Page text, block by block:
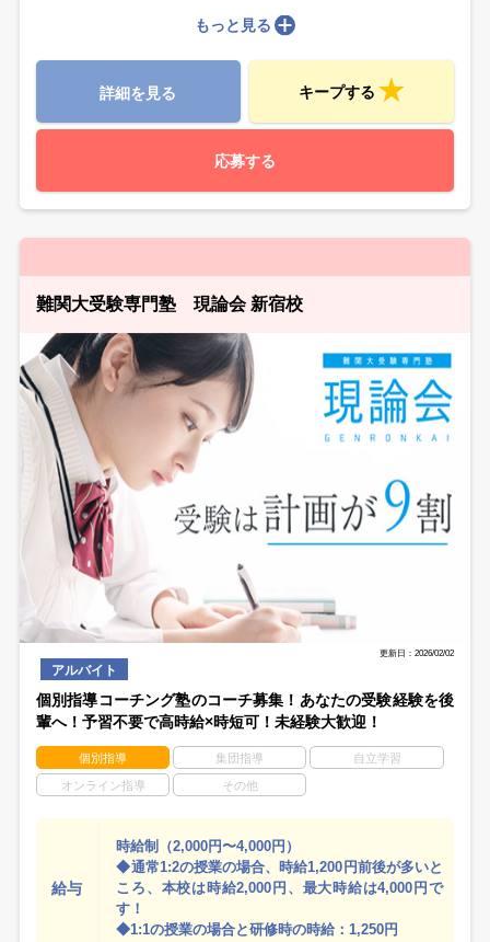
もっと見る
詳細を見る キープする
応募する
難関大受験専門塾 現論会 新宿校
更新日：2026/02/02
アルバイト
個別指導コーチング塾のコーチ募集！あなたの受験経験を後
輩へ！予習不要で高時給×時短可！未経験大歓迎！
個別指導 集団指導 自立学習
オンライン指導 その他
給与
時給制（2,000円〜4,000円）
◆通常1:2の授業の場合、時給1,200円前後が多いと
ころ、本校は時給2,000円、最大時給は4,000円で
す！
◆1:1の授業の場合と研修時の時給：1,250円